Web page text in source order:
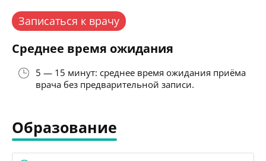
Записаться к врачу
Среднее время ожидания
5 — 15 минут: среднее время ожидания приёма
врача без предварительной записи.
Образование